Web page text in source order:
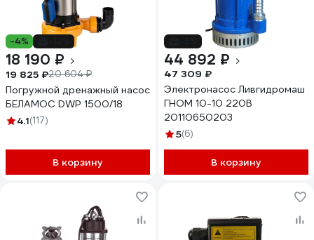
-4%
18 190 ₽
19 825 ₽20 604 ₽
Погружной дренажный насос
БЕЛАМОС DWP 1500/18
4.1(117)
В корзину
44 892 ₽
47 309 ₽
Электронасос Ливгидромаш
ГНОМ 10-10 220В
20110650203
5(6)
В корзину